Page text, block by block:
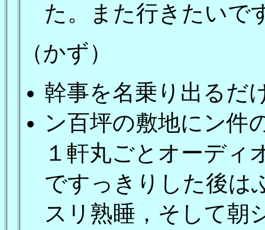
た。また行きたいで
（かず）
幹事を名乗り出るだ
ン百坪の敷地にン件
１軒丸ごとオーディ
ですっきりした後は
スリ熟睡，そして朝